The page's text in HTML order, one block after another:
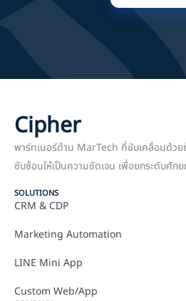
Cipher
พาร์ทเนอร์ด้าน MarTech ที่ขับเคลื่อนด้วย
ซับซ้อนให้เป็นความชัดเจน เพื่อยกระดับศั
SOLUTIONS
CRM & CDP
Marketing Automation
LINE Mini App
Custom Web/App